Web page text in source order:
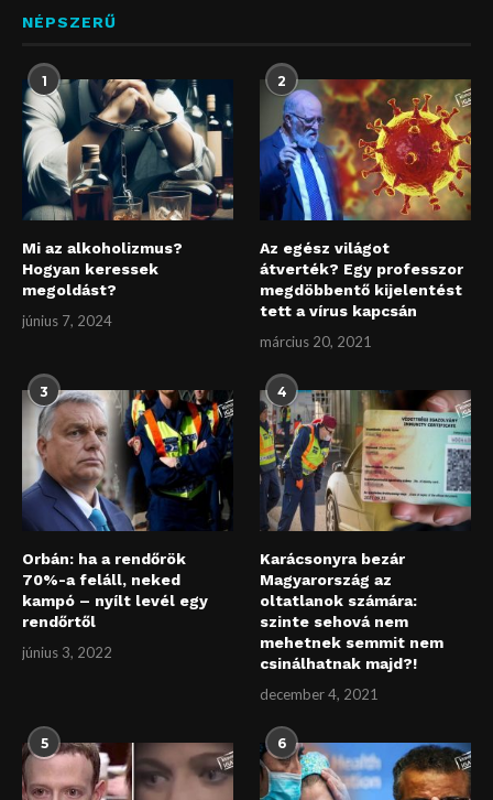
NÉPSZERŰ
1
Mi az alkoholizmus?
Hogyan keressek
megoldást?
június 7, 2024
2
Az egész világot
átverték? Egy professzor
megdöbbentő kijelentést
tett a vírus kapcsán
március 20, 2021
3
Orbán: ha a rendőrök
70%-a feláll, neked
kampó – nyílt levél egy
rendőrtől
június 3, 2022
4
Karácsonyra bezár
Magyarország az
oltatlanok számára:
szinte sehová nem
mehetnek semmit nem
csinálhatnak majd?!
december 4, 2021
5 6